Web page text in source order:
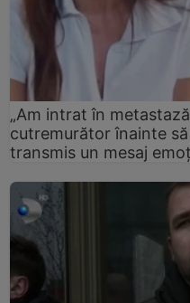
„Am intrat în
cutremurător înainte
transmis un mesaj